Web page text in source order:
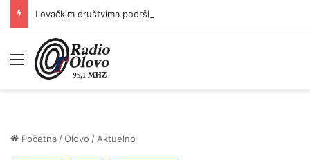
Lovačkim društvima podrška u iznosu od 138.000 KM
Meni
Početna /Olovo / Aktuelno